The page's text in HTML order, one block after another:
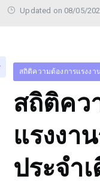
Updated on 08/05/
สถิติความต้องการแรงงา
สถิติคว
แรงงา
ประจำ